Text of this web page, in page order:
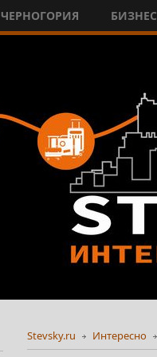
ЧЕРНОГОРИЯ БИЗНЕС
Stevsky.ru Интересно